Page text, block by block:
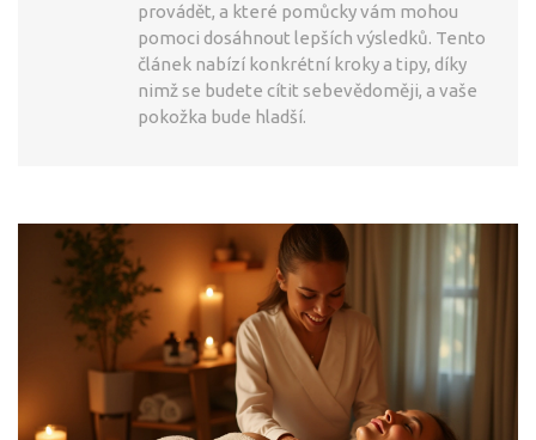
provádět, a které pomůcky vám mohou
pomoci dosáhnout lepších výsledků. Tento
článek nabízí konkrétní kroky a tipy, díky
nimž se budete cítit sebevědoměji, a vaše
pokožka bude hladší.